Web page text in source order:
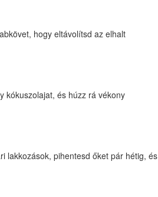
hogy eltávolítsd az elhalt
kókuszolajat, és húzz rá vékony
lakkozások, pihentesd őket pár hétig, és